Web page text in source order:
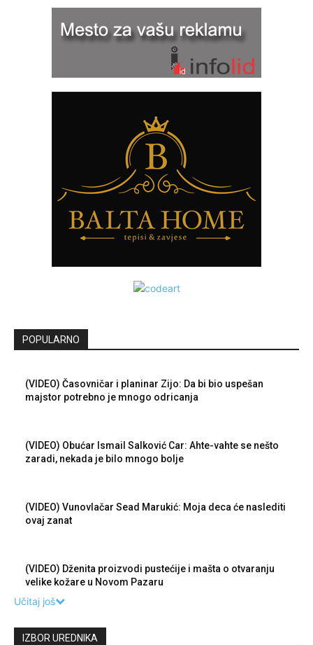
POPULARNO
(VIDEO) Časovničar i planinar Zijo: Da bi bio uspešan
majstor potrebno je mnogo odricanja
(VIDEO) Obućar Ismail Salković Car: Ahte-vahte se nešto
zaradi, nekada je bilo mnogo bolje
(VIDEO) Vunovlačar Sead Marukić: Moja deca će naslediti
ovaj zanat
(VIDEO) Dženita proizvodi pustećije i mašta o otvaranju
velike kožare u Novom Pazaru
Učitaj još
IZBOR UREDNIKA